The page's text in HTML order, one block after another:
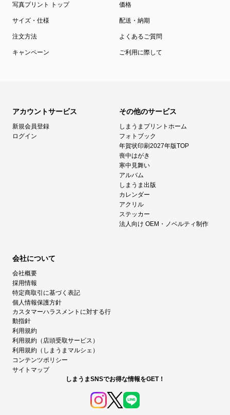
写真プリント トップ 価格
サイズ・仕様 配送・納期
注文方法 よくあるご質問
キャンペーン ご利用に際して
アカウントサービス
新規会員登録
ログイン
その他のサービス
しまうまプリントホーム
フォトブック
年賀状印刷2027年版TOP
喪中はがき
寒中見舞い
アルバム
しまうま出版
カレンダー
アクリル
ステッカー
法人向け OEM・ノベルティ制作
会社について
会社概要
採用情報
特定商取引に基づく表記
個人情報保護方針
カスタマーハラスメントに対する行
動指針
利用規約
利用規約（店頭受取サービス）
利用規約（しまうまマルシェ）
コンテンツポリシー
サイトマップ
しまうまSNSでお得な情報をGET！